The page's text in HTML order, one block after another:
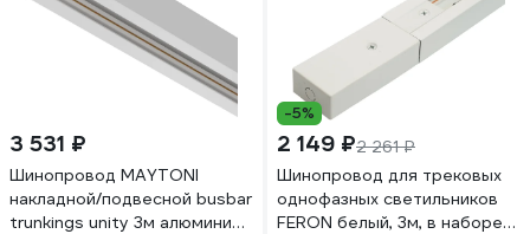
3 531 ₽
Шинопровод MAYTONI
накладной/подвесной busbar
trunkings unity 3м алюминий
-5%
2 149 ₽2 261 ₽
Шинопровод для трековых
однофазных светильников
FERON белый, 3м, в наборе